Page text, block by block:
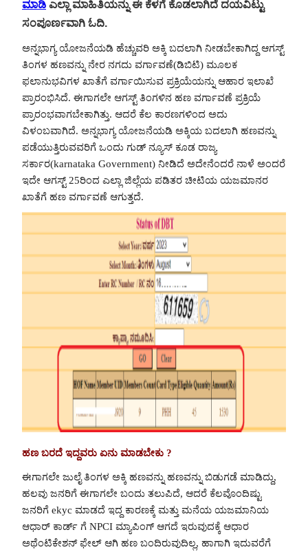
ಮಾಡಿ ಎಲ್ಲಾ ಮಾಹಿತಿಯನ್ನು ಈ ಕೆಳಗೆ ಕೊಡಲಾಗಿದೆ ದಯವಿಟ್ಟು
ಸಂಪೂರ್ಣವಾಗಿ ಓದಿ.
ಅನ್ನಭಾಗ್ಯ ಯೋಜನೆಯಡಿ ಹೆಚ್ಚುವರಿ ಅಕ್ಕಿ ಬದಲಾಗಿ ನೀಡಬೇಕಾಗಿದ್ದ ಆಗಸ್ಟ್‌
ತಿಂಗಳ ಹಣವನ್ನು ನೇರ ನಗದು ವರ್ಗಾವಣೆ(ಡಿಬಿಟಿ) ಮೂಲಕ
ಫಲಾನುಭವಿಗಳ ಖಾತೆಗೆ ವರ್ಗಾಯಿಸುವ ಪ್ರಕ್ರಿಯೆಯನ್ನು ಆಹಾರ ಇಲಾಖೆ
ಪ್ರಾರಂಭಿಸಿದೆ. ಈಗಾಗಲೇ ಆಗಸ್ಟ್ ತಿಂಗಳಿನ ಹಣ ವರ್ಗಾವಣೆ ಪ್ರಕ್ರಿಯೆ
ಪ್ರಾರಂಭವಾಗಬೇಕಾಗಿತ್ತು. ಆದರೆ ಕೆಲ ಕಾರಣಗಳಿಂದ ಅದು
ವಿಳಂಬವಾಗಿದೆ. ಅನ್ನಭಾಗ್ಯ ಯೋಜನೆಯಡಿ ಅಕ್ಕಿಯ ಬದಲಾಗಿ ಹಣವನ್ನು
ಪಡೆಯುತ್ತಿರುವವರಿಗೆ ಒಂದು ಗುಡ್ ನ್ಯೂಸ್ ಕೂಡ ರಾಜ್ಯ
ಸರ್ಕಾರ(karnataka Government) ನೀಡಿದೆ ಅದೇನೆಂದರೆ ನಾಳೆ ಅಂದರೆ
ಇದೇ ಆಗಸ್ಟ್ 25ರಿಂದ ಎಲ್ಲಾ ಜಿಲ್ಲೆಯ ಪಡಿತರ ಚೀಟಿಯ ಯಜಮಾನರ
ಖಾತೆಗೆ ಹಣ ವರ್ಗಾವಣೆ ಆಗುತ್ತದೆ.
ಹಣ ಬರದೆ ಇದ್ದವರು ಏನು ಮಾಡಬೇಕು ?
ಈಗಾಗಲೇ ಜುಲೈ ತಿಂಗಳ ಅಕ್ಕಿ ಹಣವನ್ನು ಹಣವನ್ನು ಬಿಡುಗಡೆ ಮಾಡಿದ್ದು,
ಹಲವು ಜನರಿಗೆ ಈಗಾಗಲೇ ಬಂದು ತಲುಪಿದೆ, ಆದರೆ ಕೆಲವೊಂದಿಷ್ಟು
ಜನರಿಗೆ ekyc ಮಾಡದೆ ಇದ್ದ ಕಾರಣಕ್ಕೆ ಮತ್ತು ಮನೆಯ ಯಜಮಾನಿಯ
ಆಧಾರ್ ಕಾರ್ಡ್ ಗೆ NPCI ಮ್ಯಾಪಿಂಗ್ ಆಗದೆ ಇರುವುದಕ್ಕೆ ಆಧಾರ
ಅಥೆಂಟಿಕೇಶನ್ ಫೇಲ್ ಆಗಿ ಹಣ ಬಂದಿರುವುದಿಲ್ಲ, ಹಾಗಾಗಿ ಇದುವರೆಗೆ